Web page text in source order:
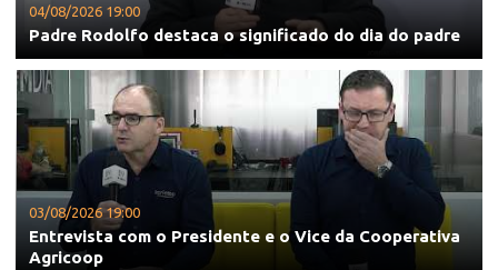
04/08/2026 19:00
Padre Rodolfo destaca o significado do dia do padre
03/08/2026 19:00
Entrevista com o Presidente e o Vice da Cooperativa
Agricoop